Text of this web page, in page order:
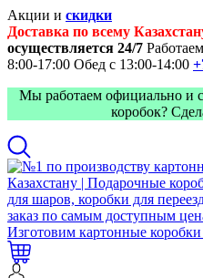
Акции и скидки
Доставка по всему
осуществляется 24/7
8:00-17:00 Обед с 13:00-14:00
Мы работаем официально
коробок?